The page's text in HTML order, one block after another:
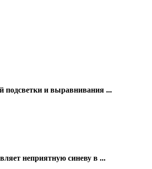
подсветки и выравнивания ...
неприятную синеву в ...